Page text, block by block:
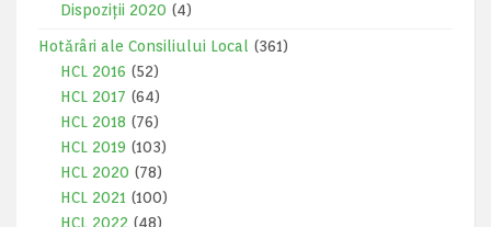
Dispoziții 2020 (4)
Hotărâri ale Consiliului Local
(361)
HCL 2016 (52)
HCL 2017 (64)
HCL 2018 (76)
HCL 2019 (103)
HCL 2020 (78)
HCL 2021 (100)
HCL 2022 (48)